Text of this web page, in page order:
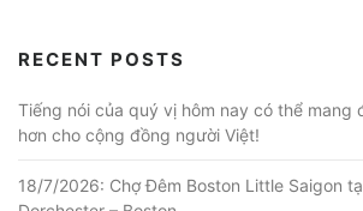
RECENT POSTS
Tiếng nói của quý vị hôm nay có thể mang
hơn cho cộng đồng người Việt!
18/7/2026: Chợ Đêm Boston Little Saigon